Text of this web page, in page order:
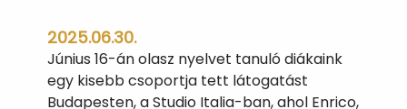
2025.06.30.
Június 16-án olasz nyelvet tanuló diákaink
egy kisebb csoportja tett látogatást
Budapesten, a Studio Italia-ban, ahol Enrico,